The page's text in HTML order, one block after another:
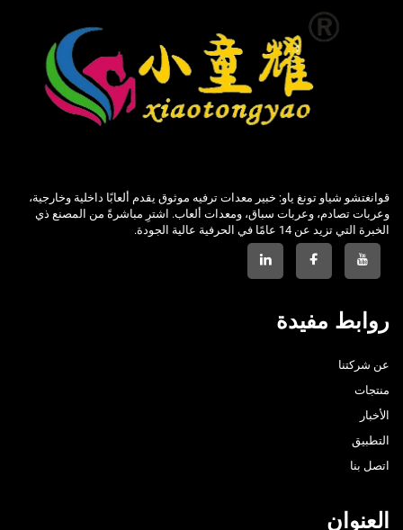
قوانغتشو شياو تونغ ياو: خبير معدات ترفيه موثوق يقدم ألعابًا داخلية وخارجية،
وعربات تصادم، وعربات سباق، ومعدات ألعاب. اشترِ مباشرةً من المصنع ذي
الخبرة التي تزيد عن 14 عامًا في الحرفية عالية الجودة.
روابط مفيدة
عن شركتنا
منتجات
الأخبار
التطبيق
اتصل بنا
العنوان